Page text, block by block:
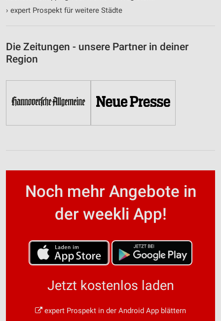
› expert Prospekt für weitere Städte
Die Zeitungen - unsere Partner in deiner
Region
Noch mehr Angebote in
der weekli App!
Jetzt kostenlos laden
expert Prospekt in der Android App blättern